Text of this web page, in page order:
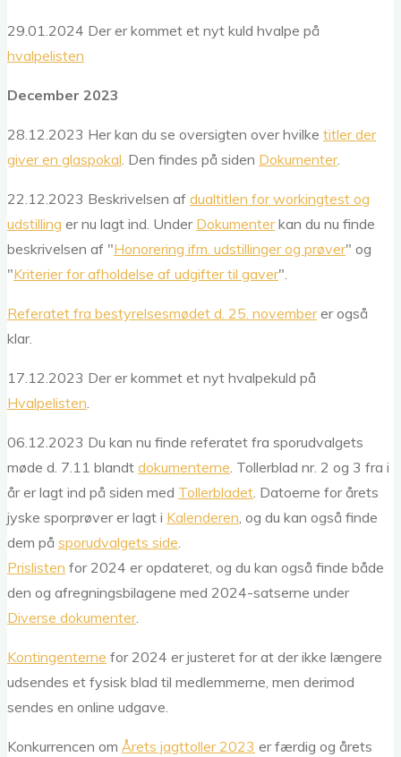
29.01.2024 Der er kommet et nyt kuld hvalpe på
hvalpelisten
December 2023
28.12.2023 Her kan du se oversigten over hvilke titler der
giver en glaspokal. Den findes på siden Dokumenter.
22.12.2023 Beskrivelsen af dualtitlen for workingtest og
udstilling er nu lagt ind. Under Dokumenterkan du nu finde
beskrivelsen af "Honorering ifm. udstillinger og prøver" og
"Kriterier for afholdelse af udgifter til gaver".
Referatet fra bestyrelsesmødet d. 25. novemberer også
klar.
17.12.2023 Der er kommet et nyt hvalpekuld på
Hvalpelisten.
06.12.2023 Du kan nu finde referatet fra sporudvalgets
møde d. 7.11 blandt dokumenterne. Tollerblad nr. 2 og 3 fra i
år er lagt ind på siden med Tollerbladet. Datoerne for årets
jyske sporprøver er lagt i Kalenderen, og du kan også finde
dem på sporudvalgets side.
Prislisten for 2024 er opdateret, og du kan også finde både
den og afregningsbilagene med 2024-satserne under
Diverse dokumenter.
Kontingenterne for 2024 er justeret for at der ikke længere
udsendes et fysisk blad til medlemmerne, men derimod
sendes en online udgave.
Konkurrencen om Årets jagttoller 2023 er færdig og årets